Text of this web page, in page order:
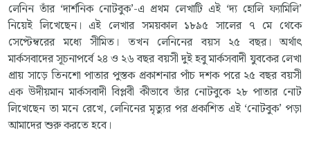
লেনিন তাঁর ‘দার্শনিক নোটবুক’-এ প্রথম লেখাটি এই ‘দ্য হোলি ফ্যামিলি’
নিয়েই লিখেছেন। এই লেখার সময়কাল ১৮৯৫ সালের ৭ মে থেকে
সেপ্টেম্বরের মধ্যে সীমিত। তখন লেনিনের বয়স ২৫ বছর। অর্থাৎ
মার্কসবাদের সূচনাপর্বে ২৪ ও ২৬ বছর বয়সী দুই হবু মার্কসবাদী যুবকের লেখা
প্রায় সাড়ে তিনশো পাতার পুস্তক প্রকাশনার পাঁচ দশক পরে ২৫ বছর বয়সী
এক উদীয়মান মার্কসবাদী বিপ্লবী কীভাবে তাঁর নোটবুকে ২৮ পাতার নোট
লিখেছেন তা মনে রেখে, লেনিনের মৃত্যুর পর প্রকাশিত এই ‘নোটবুক’ পড়া
আমাদের শুরু করতে হবে।